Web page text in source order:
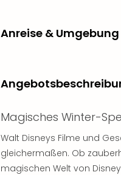
Anreise & Umgebung
Magisches Winter-
Walt Disneys Filme und
gleichermaßen. Ob
magischen Welt von